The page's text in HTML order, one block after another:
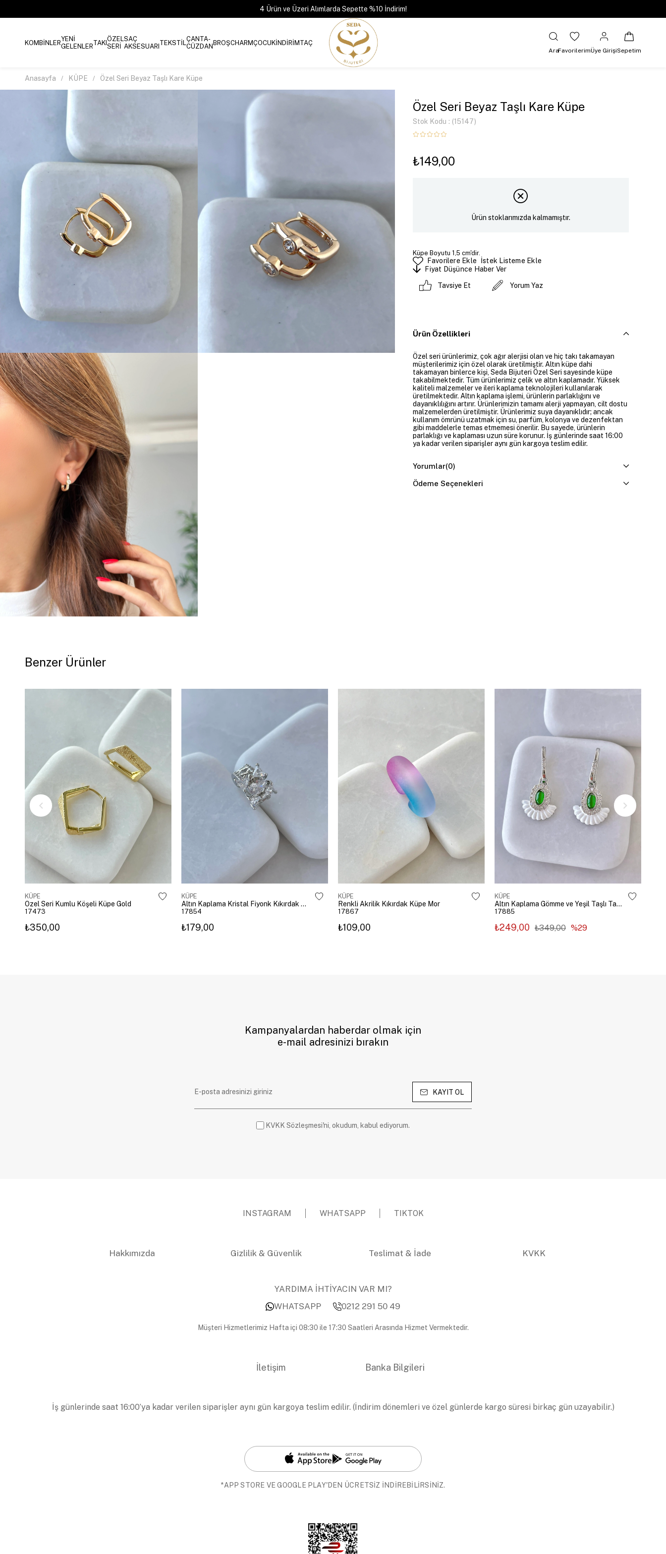
4 Ürün ve Üzeri Alımlarda Sepette %10 İndirim!
KOMBİNLERYENİ
GELENLERTAKIÖZEL
SERİ
SAÇ
AKSESUARI TEKSTİLÇANTA-
CÜZDANBROŞCHARMÇOCUKİNDİRİMTAÇ
AraFavorilerimÜye GirişiSepetim
Anasayfa KÜPE Özel Seri Beyaz Taşlı Kare Küpe
Özel Seri Beyaz Taşlı Kare Küpe
Stok Kodu (15147)
₺149,00
Ürün stoklarımızda kalmamıştır.
Küpe Boyutu 1,5 cm'dir.
Favorilere Ekle
İstek Listeme Ekle
Fiyat Düşünce Haber Ver
Tavsiye Et Yorum Yaz
Ürün Özellikleri
Özel seri ürünlerimiz, çok ağır alerjisi olan ve hiç takı takamayan
müşterilerimiz için özel olarak üretilmiştir. Altın küpe dahi
takamayan binlerce kişi, Seda Bijuteri Özel Seri sayesinde küpe
takabilmektedir. Tüm ürünlerimiz çelik ve altın kaplamadır. Yüksek
kaliteli malzemeler ve ileri kaplama teknolojileri kullanılarak
üretilmektedir. Altın kaplama işlemi, ürünlerin parlaklığını ve
dayanıklılığını artırır. Ürünlerimizin tamamı alerji yapmayan, cilt dostu
malzemelerden üretilmiştir. Ürünlerimiz suya dayanıklıdır; ancak
kullanım ömrünü uzatmak için su, parfüm, kolonya ve dezenfektan
gibi maddelerle temas etmemesi önerilir. Bu sayede, ürünlerin
parlaklığı ve kaplaması uzun süre korunur. İş günlerinde saat 16:00
ya kadar verilen siparişler aynı gün kargoya teslim edilir.
Yorumlar(0)
Ödeme Seçenekleri
Benzer Ürünler
KÜPE
Özel Seri Kumlu Köşeli Küpe Gold
17473
₺350,00
KÜPE
Altın Kaplama Kristal Fiyonk Kıkırdak Küpe Gümüş
17854
₺179,00
KÜPE
Renkli Akrilik Kıkırdak Küpe Mor
17867
₺109,00
KÜPE
Altın Kaplama Gömme ve Yeşil Taşlı Tasarım Küpe Gümüş
17885
₺249,00 ₺349,00 %29
Kampanyalardan haberdar olmak için
e-mail adresinizi bırakın
KAYIT OL
KVKK Sözleşmesi'ni, okudum, kabul ediyorum.
INSTAGRAM WHATSAPP TIKTOK
Hakkımızda Gizlilik & Güvenlik Teslimat & İade KVKK
YARDIMA İHTİYACIN VAR MI?
WHATSAPP
0212 291 50 49
Müşteri Hizmetlerimiz Hafta içi 08:30 ile 17:30 Saatleri Arasında Hizmet Vermektedir.
İletişim Banka Bilgileri
İş günlerinde saat 16:00’ya kadar verilen siparişler aynı gün kargoya teslim edilir. (İndirim dönemleri ve özel günlerde kargo süresi birkaç gün uzayabilir.)
*APP STORE VE GOOGLE PLAY'DEN ÜCRETSİZ İNDİREBİLİRSİNİZ.